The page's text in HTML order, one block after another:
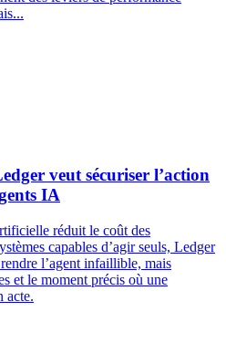
veut sécuriser l’action
IA
réduit le coût des
capables d’agir seuls, Ledger
l’agent infaillible, mais
et le moment précis où une
acte.